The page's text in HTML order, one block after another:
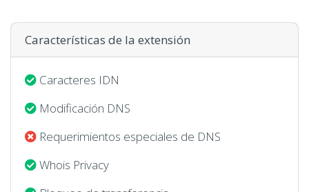
Características de la extensión
Caracteres IDN
Modificación DNS
Requerimientos especiales de DNS
Whois Privacy